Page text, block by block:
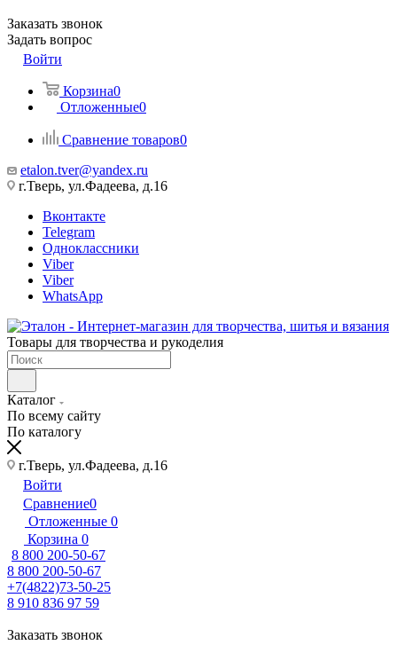
Заказать звонок
Задать вопрос
Войти
Корзина0
Отложенные0
Сравнение товаров0
etalon.tver@yandex.ru
г.Тверь, ул.Фадеева, д.16
Вконтакте
Telegram
Одноклассники
Viber
Viber
WhatsApp
Товары для творчества и рукоделия
Каталог
По всему сайту
По каталогу
г.Тверь, ул.Фадеева, д.16
Войти
Сравнение0
Отложенные 0
Корзина 0
8 800 200-50-67
8 800 200-50-67
+7(4822)73-50-25
8 910 836 97 59
Заказать звонок